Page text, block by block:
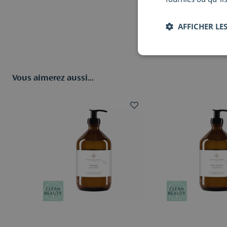
Vous aimerez aussi...
AFFICHER